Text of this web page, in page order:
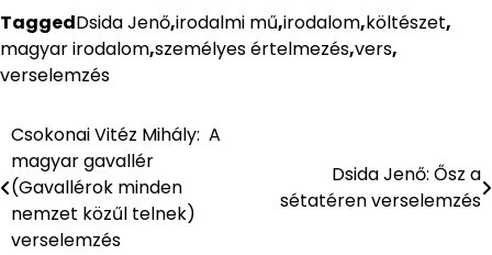
TaggedDsida Jenő,irodalmi mű,irodalom,költészet,
magyar irodalom,személyes értelmezés,vers,
verselemzés
Bejegyzés
navigáció
Csokonai Vitéz Mihály: A
magyar gavallér
(Gavallérok minden
nemzet közűl telnek)
verselemzés
Dsida Jenő: Ősz a
sétatéren verselemzés